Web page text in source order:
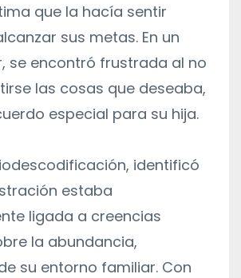
que la hacía sentir
sus metas. En un
se encontró frustrada al no
las cosas que deseaba,
especial para su hija.
identificó
estaba
ligada a creencias
la abundancia,
su entorno familiar. Con